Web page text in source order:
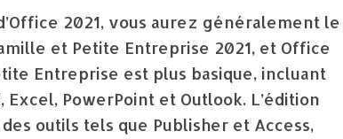
2021, vous aurez généralement le
et Petite Entreprise 2021, et Office
Entreprise est plus basique, incluant
PowerPoint et Outlook. L’édition
outils tels que Publisher et Access,